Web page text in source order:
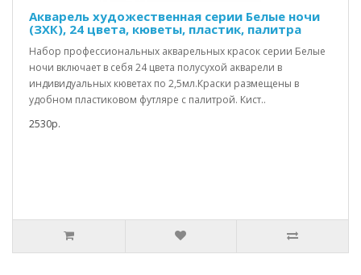
Акварель художественная серии Белые ночи
(ЗХК), 24 цвета, кюветы, пластик, палитра
Набор профессиональных акварельных красок серии Белые
ночи включает в себя 24 цвета полусухой акварели в
индивидуальных кюветах по 2,5мл.Краски размещены в
удобном пластиковом футляре с палитрой. Кист..
2530р.